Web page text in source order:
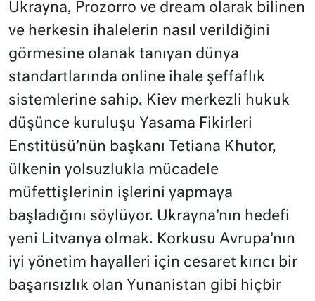
Ukrayna, Prozorro ve dream olarak bilinen
ve herkesin ihalelerin nasıl verildiğini
görmesine olanak tanıyan dünya
standartlarında online ihale şeffaflık
sistemlerine sahip. Kiev merkezli hukuk
düşünce kuruluşu Yasama Fikirleri
Enstitüsü’nün başkanı Tetiana Khutor,
ülkenin yolsuzlukla mücadele
müfettişlerinin işlerini yapmaya
başladığını söylüyor. Ukrayna’nın hedefi
yeni Litvanya olmak. Korkusu Avrupa’nın
iyi yönetim hayalleri için cesaret kırıcı bir
başarısızlık olan Yunanistan gibi hiçbir